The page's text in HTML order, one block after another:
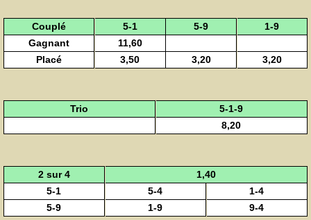
Couplé 5-1 5-9
1-9
Gagnant
11,60
Placé
3,50 3,20 3,20
Trio
5-1-9
8,20
2 sur 4
1,40
5-1
5-4
1-4
5-9
1-9 9-4